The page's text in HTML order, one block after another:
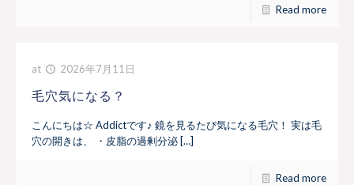
Read more
at 2026年7月11日
毛穴気になる？
こんにちは☆ Addictです♪ 鏡を見るたび気になる毛穴！ 実は毛
穴の開きは、 ・皮脂の過剰分泌 […]
Read more